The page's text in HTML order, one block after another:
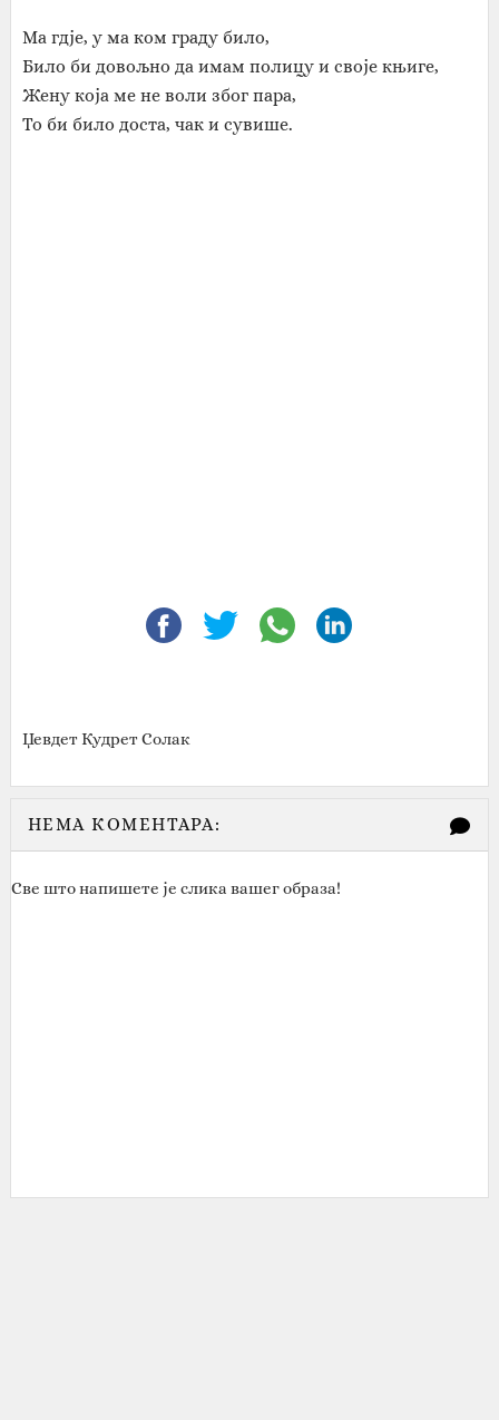
Ма гдје, у ма ком граду било,
Било би довољно да имам полицу и своје књиге,
Жену која ме не воли због пара,
То би било доста, чак и сувише.
Џевдет Кудрет Солак
НЕМА КОМЕНТАРА:
Све што напишете је слика вашег образа!